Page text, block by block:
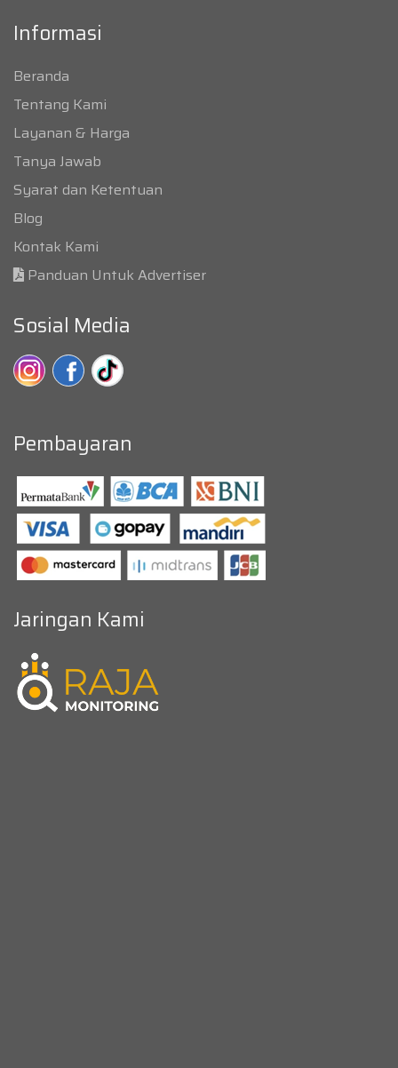
Informasi
Beranda
Tentang Kami
Layanan & Harga
Tanya Jawab
Syarat dan Ketentuan
Blog
Kontak Kami
Panduan Untuk Advertiser
Sosial Media
Pembayaran
Jaringan Kami